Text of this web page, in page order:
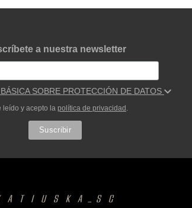
a nuestra newsletter
SOBRE PROTECCIÓN DE DATOS
leído y acepto la política de privacidad .